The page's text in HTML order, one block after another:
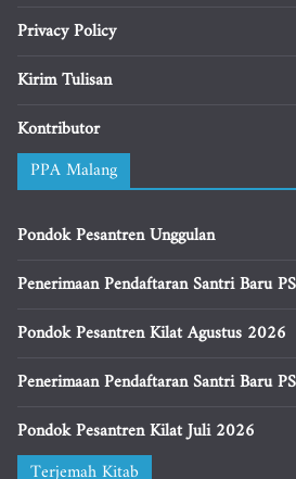
Privacy Policy
Kirim Tulisan
Kontributor
PPA Malang
Pondok Pesantren Unggulan
Penerimaan Pendaftaran Santri Baru
Pondok Pesantren Kilat Agustus 2026
Penerimaan Pendaftaran Santri Baru
Pondok Pesantren Kilat Juli 2026
Terjemah Kitab